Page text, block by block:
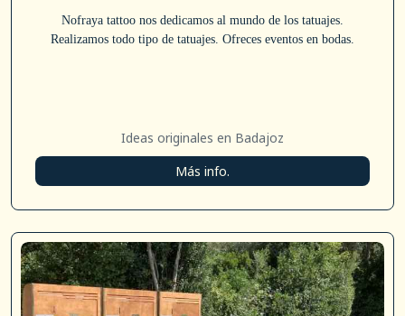
Nofraya tattoo nos dedicamos al mundo de los tatuajes.
Realizamos todo tipo de tatuajes. Ofreces eventos en bodas.
Ideas originales en Badajoz
Más info.